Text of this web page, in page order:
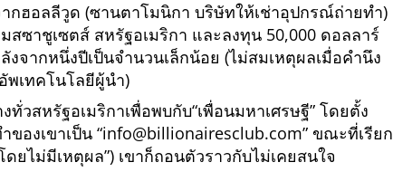
กฮอลลีวูด (ซานตาโมนิกา บริษัทให้เช่าอุปกรณ์ถ่ายทำ)
ซาชูเซตส์ สหรัฐอเมริกา และลงทุน 50,000 ดอลลาร์
จากหนึ่งปีเป็นจำนวนเล็กน้อย (ไม่สมเหตุผลเมื่อคำนึง
พเทคโนโลยีผู้นำ)
ทั่วสหรัฐอเมริกาเพื่อพบกับ เพื่อนมหาเศรษฐี โดยตั้ง
ของเขาเป็น info@billionairesclub.com ขณะที่เรียก
ดยไม่มีเหตุผล ) เขาก็ถอนตัวราวกับไม่เคยสนใจ